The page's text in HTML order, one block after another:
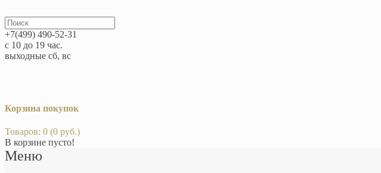
+7(499) 490-52-31
с 10 до 19 час.
выходные сб, вс
Корзина покупок
Товаров: 0 (0 руб.)
В корзине пусто!
Меню